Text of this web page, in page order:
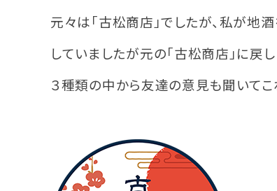
元々は「古松商店」でしたが、私が地
していましたが元の「古松商店」に戻し
３種類の中から友達の意見も聞いてこ